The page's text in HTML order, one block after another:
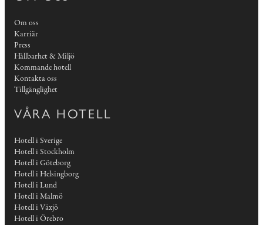
Om oss
Karriär
Press
Hållbarhet & Miljö
Kommande hotell
Kontakta oss
Tillgänglighet
VÅRA HOTELL
Hotell i Sverige
Hotell i Stockholm
Hotell i Göteborg
Hotell i Helsingborg
Hotell i Lund
Hotell i Malmö
Hotell i Växjö
Hotell i Örebro